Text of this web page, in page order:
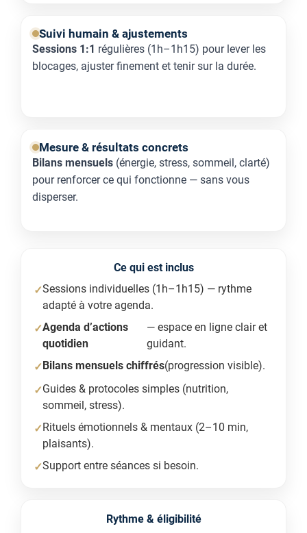
Suivi humain & ajustements
Sessions 1:1 régulières (1h–1h15) pour lever les
blocages, ajuster finement et tenir sur la durée.
Mesure & résultats concrets
Bilans mensuels (énergie, stress, sommeil, clarté)
pour renforcer ce qui fonctionne — sans vous
disperser.
Ce qui est inclus
Sessions individuelles (1h–1h15) — rythme
adapté à votre agenda.
Agenda d’actions
quotidien
— espace en ligne clair et
guidant.
Bilans mensuels chiffrés(progression visible).
Guides & protocoles simples (nutrition,
sommeil, stress).
Rituels émotionnels & mentaux (2–10 min,
plaisants).
Support entre séances si besoin.
Rythme & éligibilité